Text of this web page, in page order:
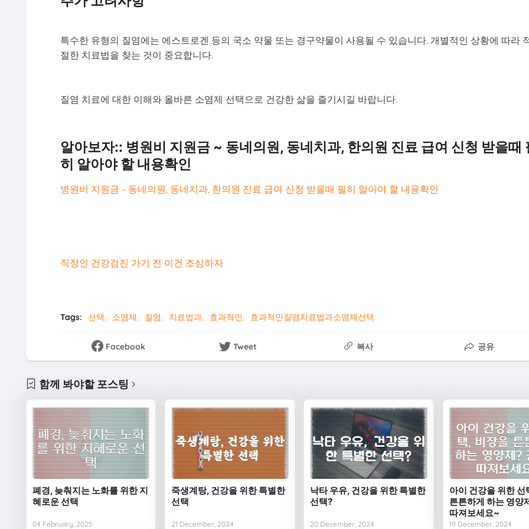
특수한 유형의 질염에는 에스트로겐 등의 국소 약물 또는 경구약물이 사용될 수 있습니다. 개별적인 상황에 따라
절한 치료법을 찾는 것이 중요합니다.
질염 치료에 대한 이해와 올바른 소염제 선택으로 건강한 삶을 즐기시길 바랍니다.
알아보자:: 병원비 지원금 ~ 동네의원, 동네치과, 한의원 진료 급여 신청 받을때
히 알아야 할 내용확인
병원비 지원금 ~ 동네의원, 동네치과, 한의원 진료 급여 신청 받을때 필히 알아야 할 내용확인
직장인 건강검진 가기 전 이건 조심하자
Tags: 선택 소염제 질염 치료법과 효과적인 효과적인질염치료법과소염제선택
Facebook Tweet 복사 공유
함께 봐야할 포스팅
폐경, 늦춰지는 노화를 위한 지
혜로운 선택
04 February, 2025
죽생계탕, 건강을 위한 특별한
선택
21 December, 2024
낙타 우유, 건강을 위한 특별한
선택?
20 December, 2024
아이 건강을 위한 선
튼튼하게 하는 영양
따져보세요~
19 December, 2024